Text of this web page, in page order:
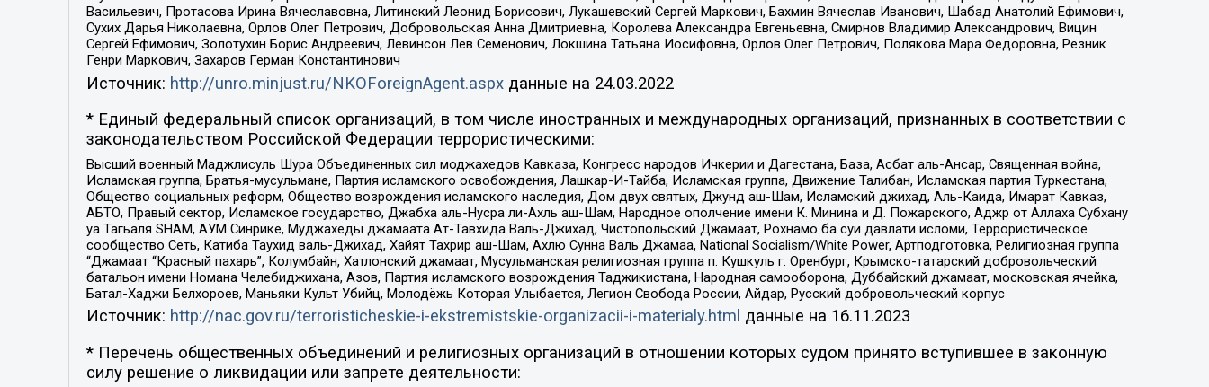
Васильевич, Протасова Ирина Вячеславовна, Литинский Леонид Борисович, Лукашевский Сергей Маркович, Бахмин Вячеслав Иванович, Шабад Анатолий Ефимович,
Сухих Дарья Николаевна, Орлов Олег Петрович, Добровольская Анна Дмитриевна, Королева Александра Евгеньевна, Смирнов Владимир Александрович, Вицин
Сергей Ефимович, Золотухин Борис Андреевич, Левинсон Лев Семенович, Локшина Татьяна Иосифовна, Орлов Олег Петрович, Полякова Мара Федоровна, Резник
Генри Маркович, Захаров Герман Константинович
Источник: http://unro.minjust.ru/NKOForeignAgent.aspxданные на 24.03.2022
* Единый федеральный список организаций, в том числе иностранных и международных организаций, признанных в соответствии с
законодательством Российской Федерации террористическими:
Высший военный Маджлисуль Шура Объединенных сил моджахедов Кавказа, Конгресс народов Ичкерии и Дагестана, База, Асбат аль-Ансар, Священная война,
Исламская группа, Братья-мусульмане, Партия исламского освобождения, Лашкар-И-Тайба, Исламская группа, Движение Талибан, Исламская партия Туркестана,
Общество социальных реформ, Общество возрождения исламского наследия, Дом двух святых, Джунд аш-Шам, Исламский джихад, Аль-Каида, Имарат Кавказ,
АБТО, Правый сектор, Исламское государство, Джабха аль-Нусра ли-Ахль аш-Шам, Народное ополчение имени К. Минина и Д. Пожарского, Аджр от Аллаха Субхану
уа Тагьаля SHAM, АУМ Синрике, Муджахеды джамаата Ат-Тавхида Валь-Джихад, Чистопольский Джамаат, Рохнамо ба суи давлати исломи, Террористическое
сообщество Сеть, Катиба Таухид валь-Джихад, Хайят Тахрир аш-Шам, Ахлю Сунна Валь Джамаа, National Socialism/White Power, Артподготовка, Религиозная группа
“Джамаат “Красный пахарь”, Колумбайн, Хатлонский джамаат, Мусульманская религиозная группа п. Кушкуль г. Оренбург, Крымско-татарский добровольческий
батальон имени Номана Челебиджихана, Азов, Партия исламского возрождения Таджикистана, Народная самооборона, Дуббайский джамаат, московская ячейка,
Батал-Хаджи Белхороев, Маньяки Культ Убийц, Молодёжь Которая Улыбается, Легион Свобода России, Айдар, Русский добровольческий корпус
Источник: http://nac.gov.ru/terroristicheskie-i-ekstremistskie-organizacii-i-materialy.html данные на 16.11.2023
* Перечень общественных объединений и религиозных организаций в отношении которых судом принято вступившее в законную
силу решение о ликвидации или запрете деятельности: